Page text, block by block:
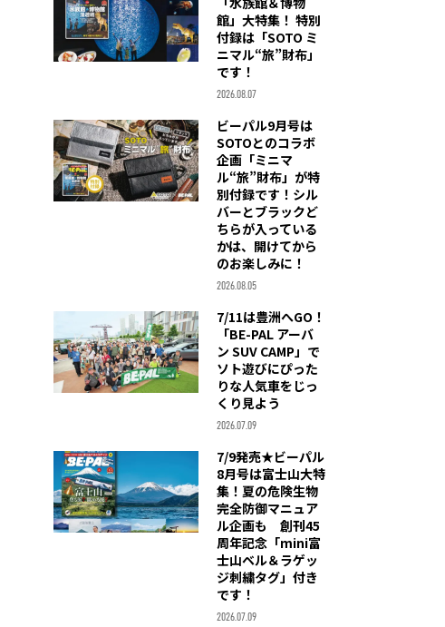
館」大特集！ 特別
付録は「SOTO ミ
ニマル“旅”財布」
です！
2026.08.07
ビーパル9月号は
SOTOとのコラボ
企画「ミニマ
ル“旅”財布」が特
別付録です！シル
バーとブラックど
ちらが入っている
かは、開けてから
のお楽しみに！
2026.08.05
7/11は豊洲へGO！
「BE-PAL アーバ
ン SUV CAMP」で
ソト遊びにぴった
りな人気車をじっ
くり見よう
2026.07.09
7/9発売★ビーパル
8月号は富士山大特
集！夏の危険生物
完全防御マニュア
ル企画も 創刊45
周年記念「mini富
士山ベル＆ラゲッ
ジ刺繍タグ」付き
です！
2026.07.09